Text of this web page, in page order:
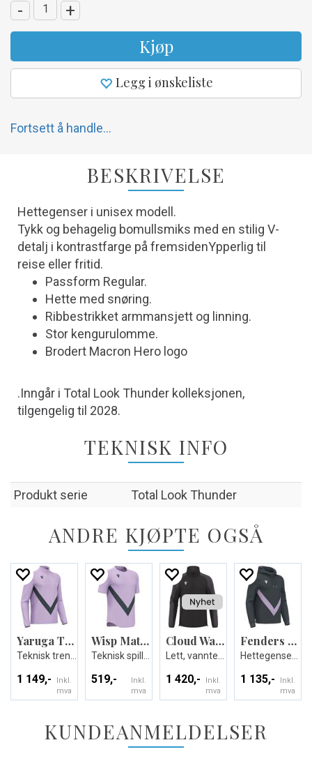
- +
Kjøp
Legg i ønskeliste
Fortsett å handle...
BESKRIVELSE
Hettegenser i unisex modell.
Tykk og behagelig bomullsmiks med en stilig V-
detalj i kontrastfarge på fremsidenYpperlig til
reise eller fritid.
Passform Regular.
Hette med snøring.
Ribbestrikket armmansjett og linning.
Stor kengurulomme.
Brodert Macron Hero logo
.Inngår i Total Look Thunder kolleksjonen,
tilgengelig til 2028.
TEKNISK INFO
Produkt serie Total Look Thunder
ANDRE KJØPTE OGSÅ
Yaruga Training 1/4 Zip Top
1 149,-
Inkl.
mva
Wisp Match Day Shirt
519,-
Inkl.
mva
Cloud Waterproof Rain Jacket
1 420,-
Inkl.
mva
Fenders Hooded Sweatshirt
1 135,-
Inkl.
mva
KUNDEANMELDELSER